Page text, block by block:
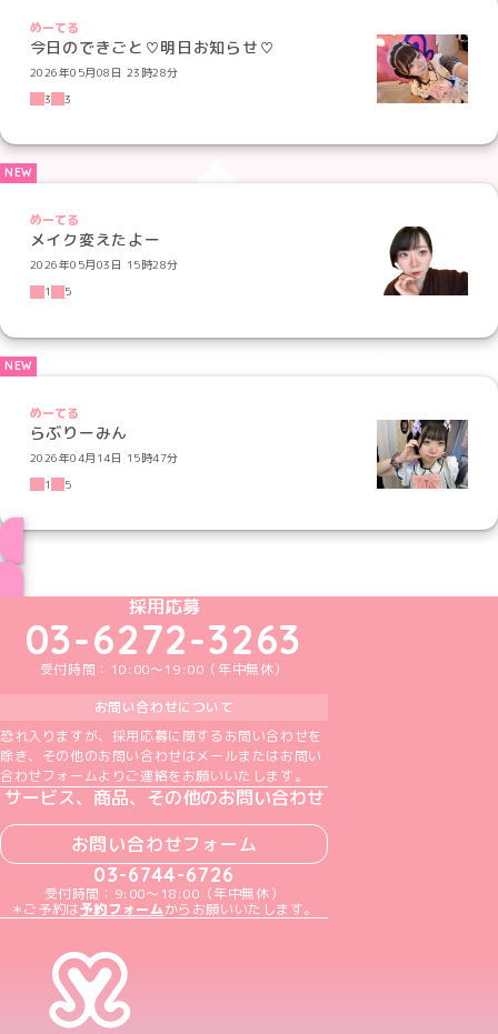
めーてる
今日のできごと♡明日お知らせ♡
2026年05月08日 23時28分
3
3
めーてる
メイク変えたよー
2026年05月03日 15時28分
1
5
めーてる
らぶりーみん
2026年04月14日 15時47分
1
5
めいどりーみんTikTok公式アカウント
めいどりーみんX公式アカウント
めいどりーみんInstagram公式アカウント
めいどりーみんFacebook公式アカウン
めいどりーみんYouTube公式アカ
採用応募
03-6272-3263
受付時間：10:00～19:00（年中無休）
お問い合わせについて
恐れ入りますが、採用応募に関するお問い合わせを
除き、その他のお問い合わせはメールまたはお問い
合わせフォームよりご連絡をお願いいたします。
サービス、商品、その他のお問い合わせ
お問い合わせフォーム
03-6744-6726
受付時間：9:00～18:00（年中無休）
＊ご予約は予約フォームからお願いいたします。